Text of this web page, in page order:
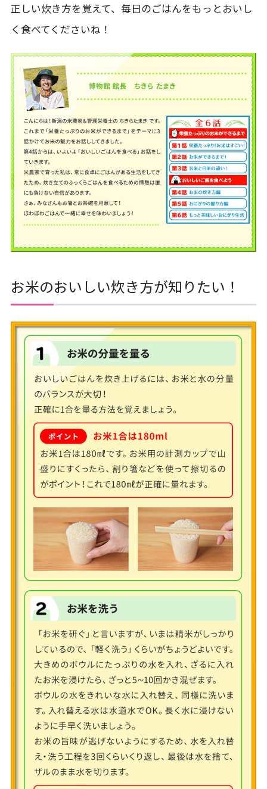
正しい炊き方を覚えて、毎日のごはんをもっとおいし
く食べてくださいね！
お米のおいしい炊き方が知りたい！